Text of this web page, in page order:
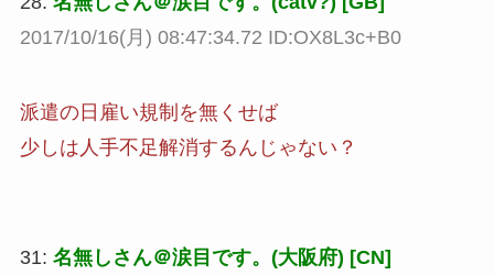
2017/10/16(月) 08:47:34.72 ID:OX8L3c+B0
派遣の日雇い規制を無くせば
少しは人手不足解消するんじゃない？
31: 名無しさん＠涙目です。(大阪府) [CN]